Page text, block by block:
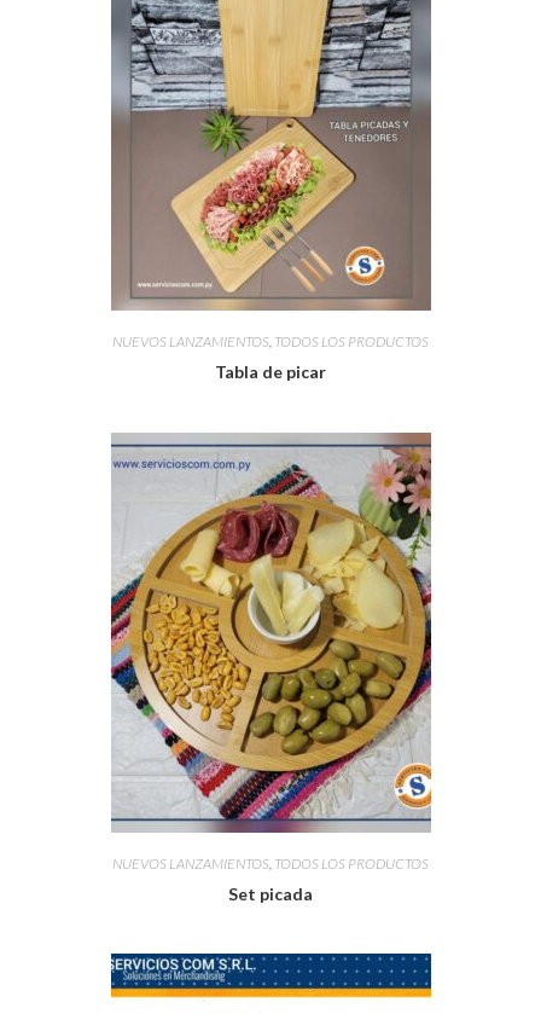
NUEVOS LANZAMIENTOS, TODOS LOS PRODUCTOS
Tabla de picar
NUEVOS LANZAMIENTOS TODOS LOS PRODUCTOS
Set picada